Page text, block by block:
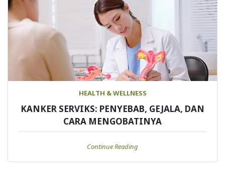
HEALTH & WELLNESS
KANKER SERVIKS: PENYEBAB, GEJALA, DAN
CARA MENGOBATINYA
Continue Reading